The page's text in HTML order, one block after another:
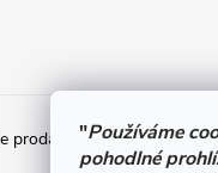
"Používáme
pohodlné
prodávající povinen